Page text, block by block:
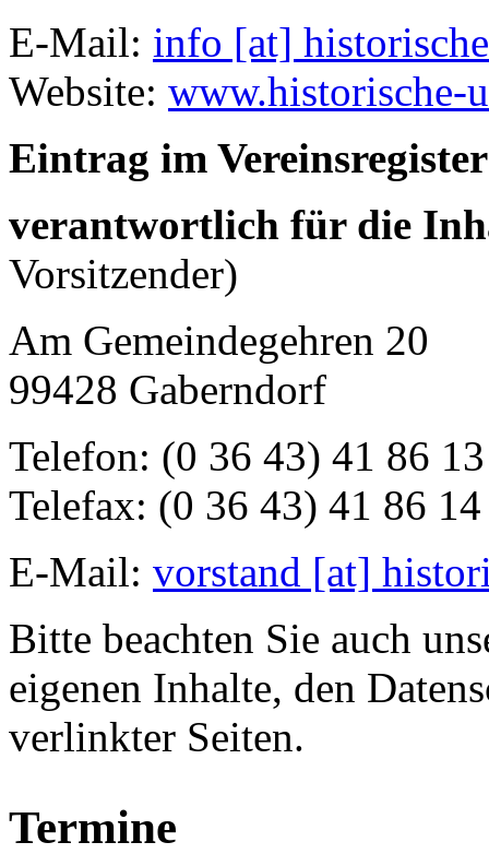
E-Mail: info [at]
Website: www.historische-
Eintrag im
verantwortlich für die
Vorsitzender)
Am Gemeindegehren 20
99428 Gaberndorf
Telefon: (0 36 43) 41 86 13
Telefax: (0 36 43) 41 86 14
E-Mail: vorstand [at]
Bitte beachten Sie auch
eigenen Inhalte, den
verlinkter Seiten.
Termine